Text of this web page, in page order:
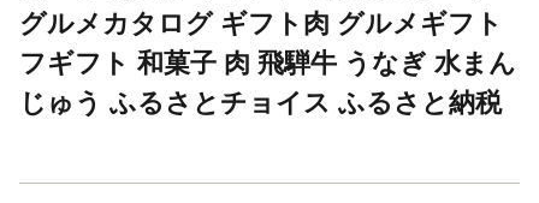
グルメカタログ ギフト肉 グルメギフト
フギフト 和菓子 肉 飛騨牛 うなぎ 水まん
じゅう ふるさとチョイス ふるさと納税